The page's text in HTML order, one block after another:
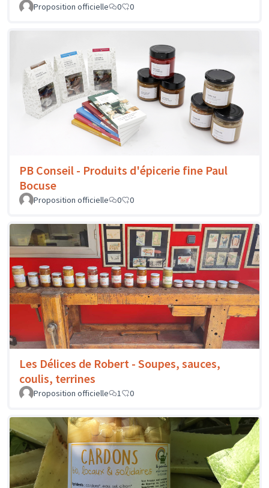
Proposition officielle 0 0
PB Conseil - Produits d'épicerie fine Paul
Bocuse
Proposition officielle 0 0
Les Délices de Robert - Soupes, sauces,
coulis, terrines
Proposition officielle 1 0